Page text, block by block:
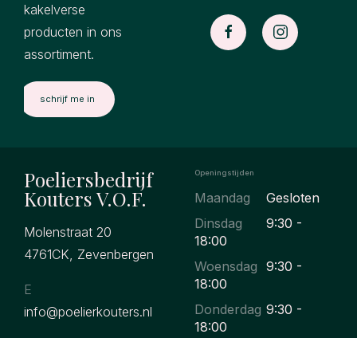
kakelverse
producten in ons
assortiment.
Poeliersbedrijf
Kouters V.O.F.
Molenstraat 20
4761CK, Zevenbergen
E
info@poelierkouters.nl
Openingstijden
Maandag
Gesloten
Dinsdag
9:30 -
18:00
Woensdag 9:30 -
18:00
Donderdag 9:30 -
18:00